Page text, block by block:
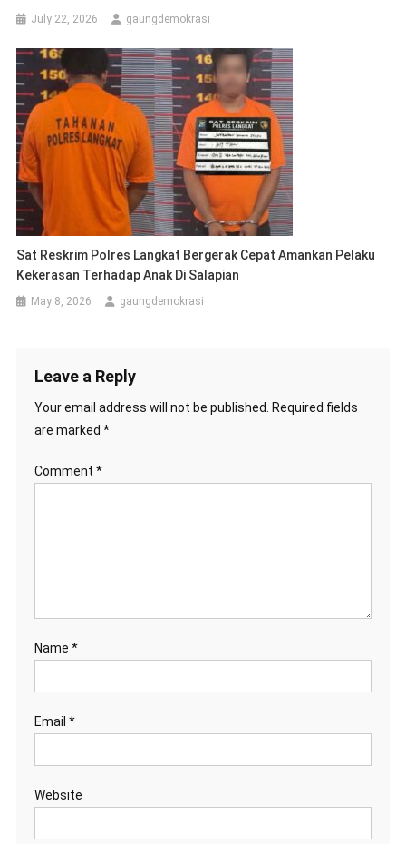
July 22, 2026 gaungdemokrasi
Sat Reskrim Polres Langkat Bergerak Cepat Amankan Pelaku
Kekerasan Terhadap Anak Di Salapian
May 8, 2026 gaungdemokrasi
Leave a Reply
Your email address will not be published.
Required fields
are marked *
Comment *
Name *
Email *
Website